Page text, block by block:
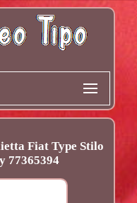
Fiat Type Stilo
77365394